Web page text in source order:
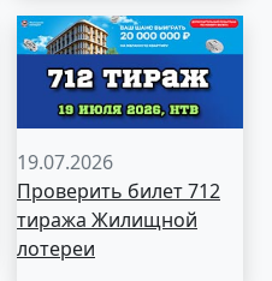
19.07.2026
Проверить билет 712
тиража Жилищной
лотереи